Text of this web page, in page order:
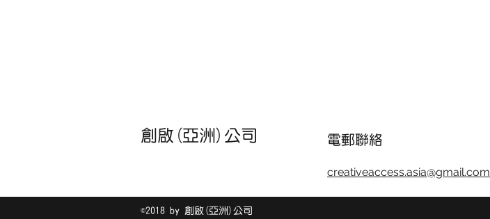
創啟(亞洲)公司 電郵聯絡
creativeaccess.asia@gmail.com
©2018 by 創啟(亞洲)公司